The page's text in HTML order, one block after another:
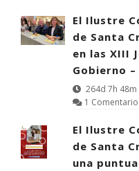
El Ilustre
de Santa
en las XIII
Gobierno –
264d 7h 48m
1 Comentario
El Ilustre
de Santa
una